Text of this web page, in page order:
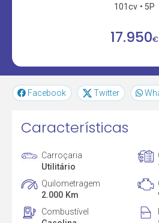
101cv
5P
17.950€
Facebook Twitter
Características
Carroçaria
Utilitário
Quilometragem
2.000 Km
Combustível